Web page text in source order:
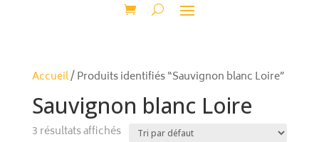
Accueil/ Produits identifiés “Sauvignon blanc Loire”
Sauvignon blanc Loire
3 résultats affichés